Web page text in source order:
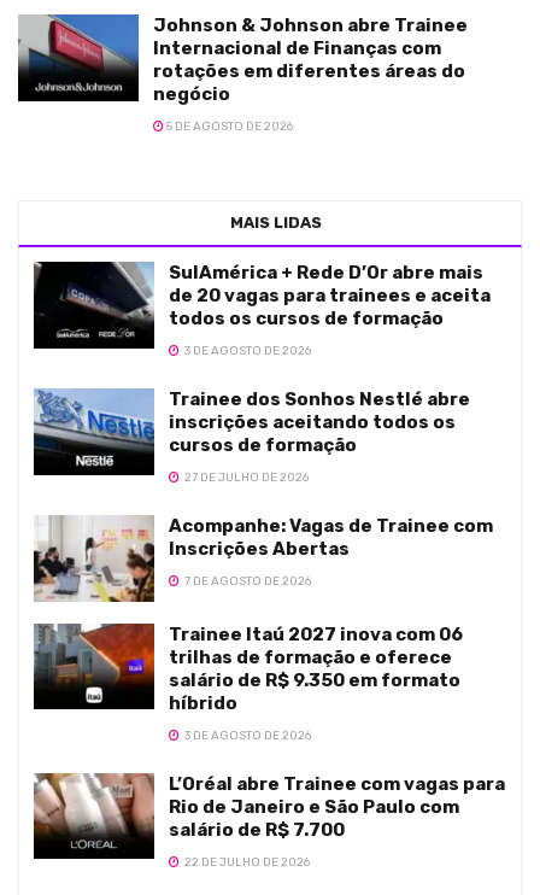
Johnson & Johnson abre Trainee
Internacional de Finanças com
rotações em diferentes áreas do
negócio
5 DE AGOSTO DE 2026
MAIS LIDAS
SulAmérica + Rede D’Or abre mais
de 20 vagas para trainees e aceita
todos os cursos de formação
3 DE AGOSTO DE 2026
Trainee dos Sonhos Nestlé abre
inscrições aceitando todos os
cursos de formação
27 DE JULHO DE 2026
Acompanhe: Vagas de Trainee com
Inscrições Abertas
7 DE AGOSTO DE 2026
Trainee Itaú 2027 inova com 06
trilhas de formação e oferece
salário de R$ 9.350 em formato
híbrido
3 DE AGOSTO DE 2026
L’Oréal abre Trainee com vagas para
Rio de Janeiro e São Paulo com
salário de R$ 7.700
22 DE JULHO DE 2026